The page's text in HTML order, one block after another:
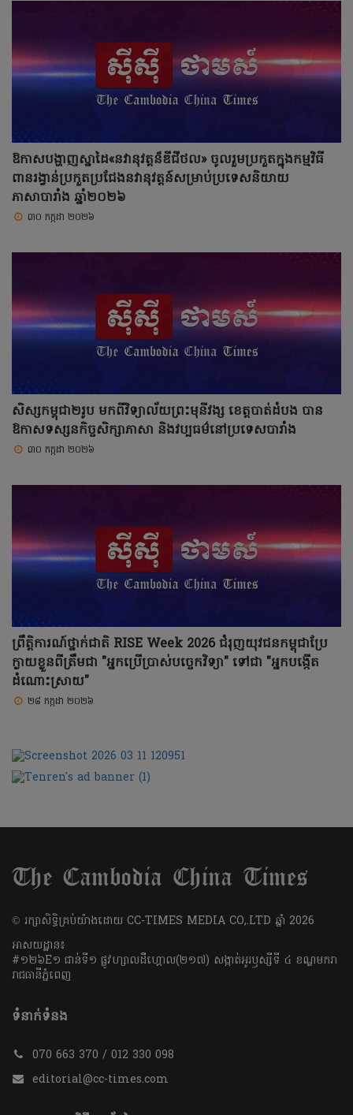
ឱកាសបង្ហាញស្នាដៃ«នវានុវត្តន៏ឌីជីថល» ចូលរួមប្រកួតក្នុងកម្មវិធី
ពានរង្វាន់ប្រកួតប្រជែងនវានុវត្តន៍សម្រាប់ប្រទេសនិយាយ
ភាសាបារាំង ឆ្នាំ២០២៦
៣០ កក្កដា ២០២៦
សិស្សកម្ពុជា២រូប មកពីវិទ្យាល័យព្រះមុនីវង្ស ខេត្តបាត់ដំបង បាន
ឱកាសទស្សនកិច្ចសិក្សាភាសា និងវប្បធម៌នៅប្រទេសបារាំង
៣០ កក្កដា ២០២៦
ព្រឹត្តិការណ៍ថ្នាក់ជាតិ RISE Week 2026 ជំរុញយុវជនកម្ពុជាប្រែ
ក្លាយខ្លួនពីត្រឹមជា "អ្នកប្រើប្រាស់បច្ចេកវិទ្យា" ទៅជា "អ្នកបង្កើត
ដំណោះស្រាយ"
២៨ កក្កដា ២០២៦
​© រក្សា​សិទ្ធិ​គ្រប់​យ៉ាង​ដោយ​ CC-TIMES MEDIA CO,.LTD ឆ្នាំ​ 2026
អាសយដ្ឋាន៖
#១២៦E១ ជាន់ទី១ ផ្លូវហ្សាលដឺហ្គោល(២១៧) សង្កាត់អូរឫស្សីទី ៤ ខណ្ឌមករា
រាជធានីភ្នំពេញ
ទំនាក់ទំនង
070 663 370 / 012 330 098
editorial@cc-times.com